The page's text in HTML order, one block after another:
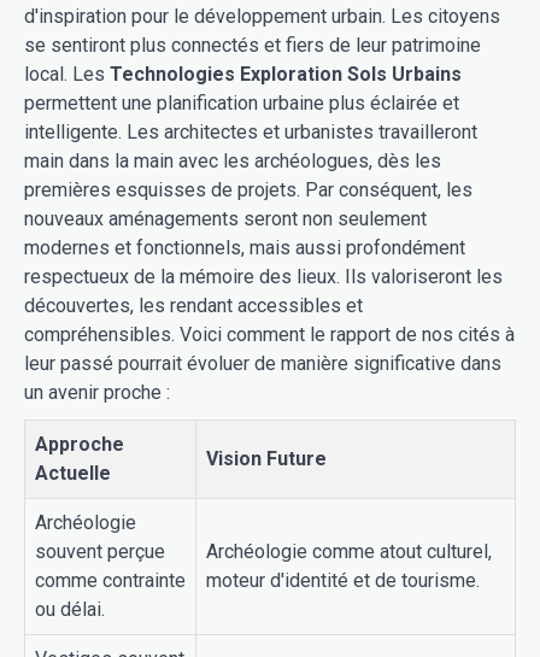
d'inspiration pour le développement urbain. Les citoyens
se sentiront plus connectés et fiers de leur patrimoine
local. Les Technologies Exploration Sols Urbains
permettent une planification urbaine plus éclairée et
intelligente. Les architectes et urbanistes travailleront
main dans la main avec les archéologues, dès les
premières esquisses de projets. Par conséquent, les
nouveaux aménagements seront non seulement
modernes et fonctionnels, mais aussi profondément
respectueux de la mémoire des lieux. Ils valoriseront les
découvertes, les rendant accessibles et
compréhensibles. Voici comment le rapport de nos cités à
leur passé pourrait évoluer de manière significative dans
un avenir proche :
Approche
Actuelle
Vision Future
Archéologie
souvent perçue
comme contrainte
ou délai.
Archéologie comme atout culturel,
moteur d'identité et de tourisme.